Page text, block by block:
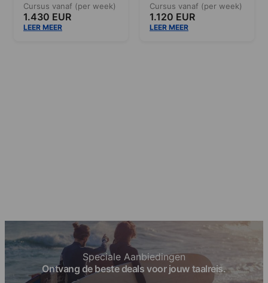
Cursus vanaf (per week)
1.430 EUR
LEER MEER
Cursus vanaf (per week)
1.120 EUR
LEER MEER
Speciale Aanbiedingen
Ontvang de beste deals voor jouw taalreis.